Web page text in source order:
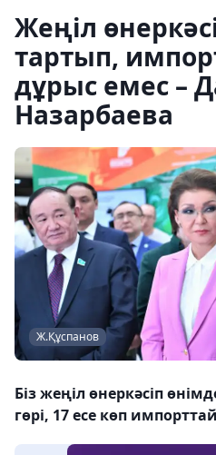
Жеңіл
тартып,
дұрыс емес –
Назарбаева
Ж.Құспанов
Біз жеңіл өнеркәсіп
гөрі, 17 есе көп